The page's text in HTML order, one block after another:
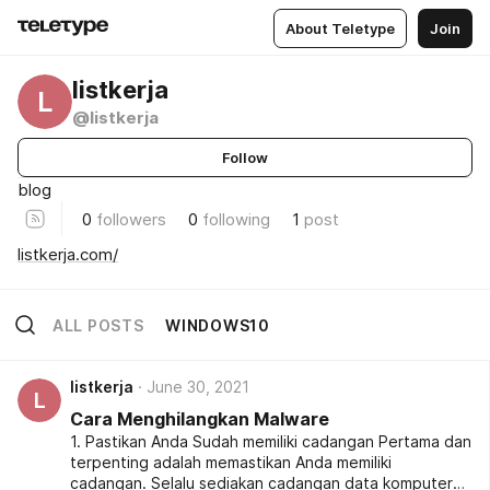
About Teletype Join
L listkerja
@listkerja
Follow
blog
0 followers 0 following 1 post
listkerja.com/
ALL POSTS WINDOWS10
L
listkerja June 30, 2021
Cara Menghilangkan Malware
1. Pastikan Anda Sudah memiliki cadangan Pertama dan
terpenting adalah memastikan Anda memiliki
cadangan. Selalu sediakan cadangan data komputer